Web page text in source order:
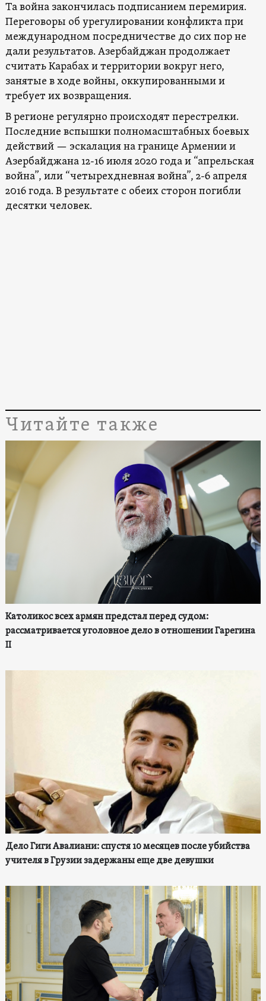
Та война закончилась подписанием перемирия.
Переговоры об урегулировании конфликта при
международном посредничестве до сих пор не
дали результатов. Азербайджан продолжает
считать Карабах и территории вокруг него,
занятые в ходе войны, оккупированными и
требует их возвращения.
В регионе регулярно происходят перестрелки.
Последние вспышки полномасштабных боевых
действий — эскалация на границе Армении и
Азербайджана 12-16 июля 2020 года и “апрельская
война”, или “четырехдневная война”, 2-6 апреля
2016 года. В результате с обеих сторон погибли
десятки человек.
Читайте также
Католикос всех армян предстал перед судом:
рассматривается уголовное дело в отношении Гарегина
II
Дело Гиги Авалиани: спустя 10 месяцев после убийства
учителя в Грузии задержаны еще две девушки